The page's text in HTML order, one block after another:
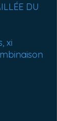
DU
xi